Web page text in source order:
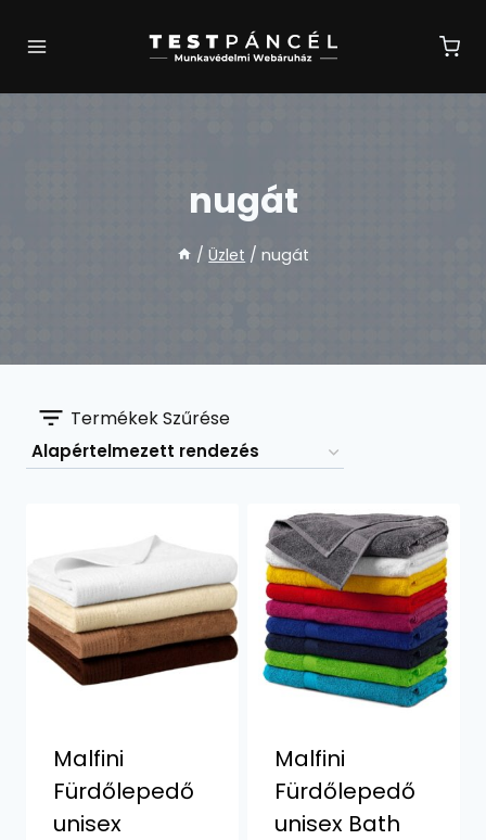
nugát
/ Üzlet / nugát
Termékek Szűrése
Malfini
Fürdőlepedő
unisex
Malfini
Fürdőlepedő
unisex Bath